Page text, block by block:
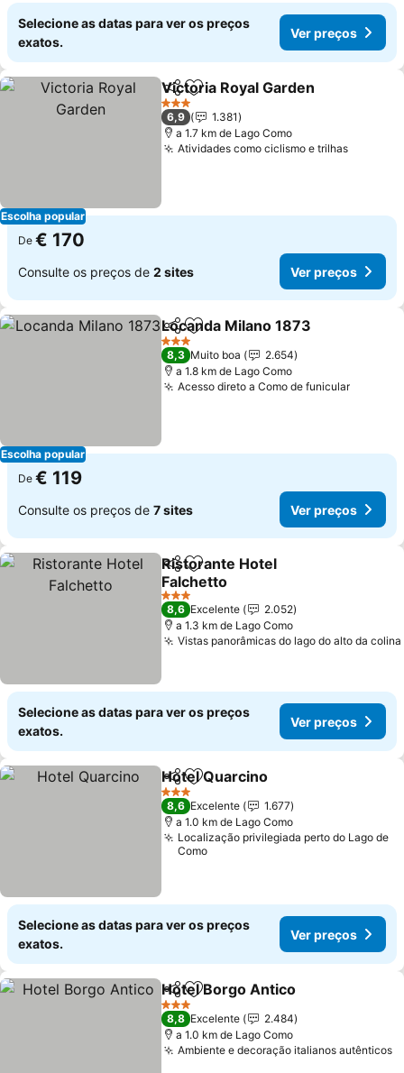
Selecione as datas para ver os preços
exatos.
Ver preços
Escolha popular
PartilharAdicionar aos favoritos
Victoria Royal Garden
3 Estrelas
6,9
1.381
a 1.7 km de Lago Como
Atividades como ciclismo e trilhas
De € 170
Consulte os preços de 2 sites Ver preços
Escolha popular
PartilharAdicionar aos favoritos
Locanda Milano 1873
3 Estrelas
8,3 Muito boa
2.654
a 1.8 km de Lago Como
Acesso direto a Como de funicular
De € 119
Consulte os preços de 7 sites Ver preços
PartilharAdicionar aos favoritos
Ristorante Hotel
Falchetto
3 Estrelas
8,6 Excelente
2.052
a 1.3 km de Lago Como
Vistas panorâmicas do lago do alto da colina
Selecione as datas para ver os preços
exatos.
Ver preços
PartilharAdicionar aos favoritos
Hotel Quarcino
3 Estrelas
8,6 Excelente
1.677
a 1.0 km de Lago Como
Localização privilegiada perto do Lago de
Como
Selecione as datas para ver os preços
exatos.
Ver preços
PartilharAdicionar aos favoritos
Hotel Borgo Antico
3 Estrelas
8,8 Excelente
2.484
a 1.0 km de Lago Como
Ambiente e decoração italianos autênticos